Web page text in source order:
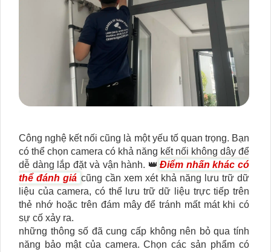
Công nghệ kết nối cũng là một yếu tố quan trọng. Bạn
có thể chọn camera có khả năng kết nối không dây để
dễ dàng lắp đặt và vận hành. 👑 Điểm nhấn khác có
thể đánh giá cũng cần xem xét khả năng lưu trữ dữ
liệu của camera, có thể lưu trữ dữ liệu trực tiếp trên
thẻ nhớ hoặc trên đám mây để tránh mất mát khi có
sự cố xảy ra.
những thông số đã cung cấp không nên bỏ qua tính
năng bảo mật của camera. Chọn các sản phẩm có